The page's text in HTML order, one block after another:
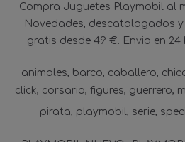
Compra Juguetes Playmobil al
Novedades, descatalogados
gratis desde 49 €. Envio en
animales barco caballero
click corsario figures guerrero
pirata playmobil serie